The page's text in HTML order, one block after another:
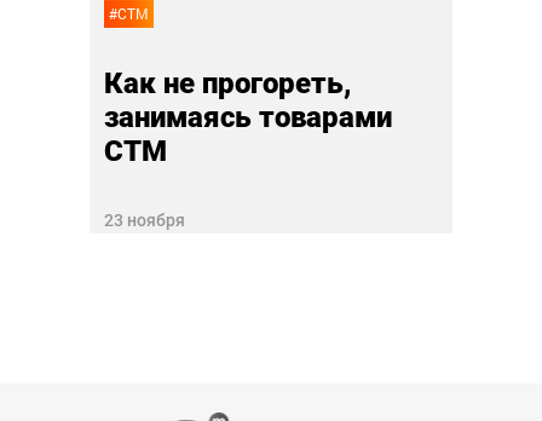
#СТМ
Как не прогореть,
занимаясь товарами
СТМ
23 ноября